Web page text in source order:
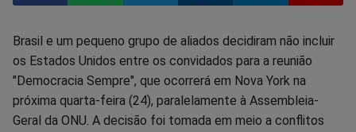
Compartilhar
no
Facebook
Compartilhar
no
Whatsapp
Compartilhar
no
Twitter
Compartilhar
no
Messenger
Compartilhar
no
Telegram
no
Gettr
Brasil e um pequeno grupo de aliados decidiram não incluir
os Estados Unidos entre os convidados para a reunião
"Democracia Sempre", que ocorrerá em Nova York na
próxima quarta-feira (24), paralelamente à Assembleia-
Geral da ONU. A decisão foi tomada em meio a conflitos